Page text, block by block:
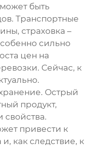
быть
Транспортные
страховка –
сильно
цен на
Сейчас, к
Острый
продукт,
свойства.
привести к
как следствие, к